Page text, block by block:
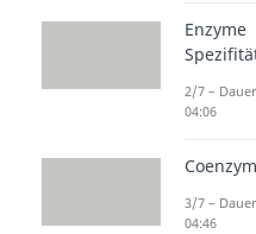
dabei von
ersten
für den
der
rechts. Die
Enzyme
2/7 –
04:06
Coenzym
3/7 –
04:46